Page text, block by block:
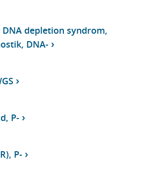
depletion syndrom,
DNA-
P-
P-